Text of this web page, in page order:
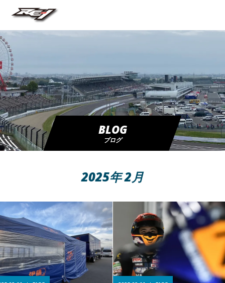
BLOG
ブログ
2025年 2月